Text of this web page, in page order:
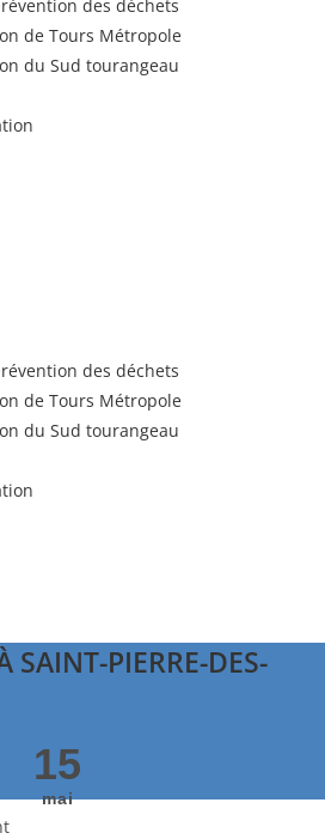
des déchets
de Tours Métropole
du Sud tourangeau
des déchets
de Tours Métropole
du Sud tourangeau
SAINT-PIERRE-DES-
15
mai